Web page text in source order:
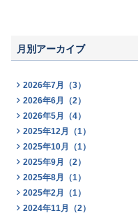
月別アーカイブ
2026年7月（3）
2026年6月（2）
2026年5月（4）
2025年12月（1）
2025年10月（1）
2025年9月（2）
2025年8月（1）
2025年2月（1）
2024年11月（2）